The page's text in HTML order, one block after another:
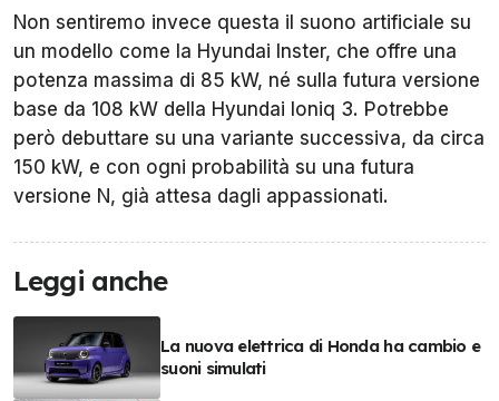
Non sentiremo invece questa il suono artificiale su
un modello come la Hyundai Inster, che offre una
potenza massima di 85 kW, né sulla futura versione
base da 108 kW della Hyundai Ioniq 3. Potrebbe
però debuttare su una variante successiva, da circa
150 kW, e con ogni probabilità su una futura
versione N, già attesa dagli appassionati.
Leggi anche
La nuova elettrica di Honda ha cambio e
suoni simulati